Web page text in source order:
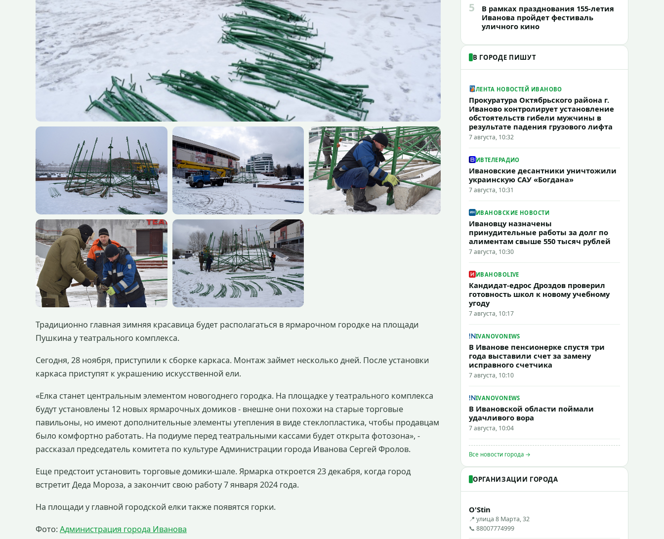
Традиционно главная зимняя красавица будет располагаться в ярмарочном городке на площади
Пушкина у театрального комплекса.
Сегодня, 28 ноября, приступили к сборке каркаса. Монтаж займет несколько дней. После установки
каркаса приступят к украшению искусственной ели.
«Елка станет центральным элементом новогоднего городка. На площадке у театрального комплекса
будут установлены 12 новых ярмарочных домиков - внешне они похожи на старые торговые
павильоны, но имеют дополнительные элементы утепления в виде стеклопластика, чтобы продавцам
было комфортно работать. На подиуме перед театральными кассами будет открыта фотозона», -
рассказал председатель комитета по культуре Администрации города Иванова Сергей Фролов.
Еще предстоит установить торговые домики-шале. Ярмарка откроется 23 декабря, когда город
встретит Деда Мороза, а закончит свою работу 7 января 2024 года.
На площади у главной городской елки также появятся горки.
Фото: Администрация города Иванова
5
В рамках празднования 155-летия
Иванова пройдет фестиваль
уличного кино
В ГОРОДЕ ПИШУТ
ЛЕНТА НОВОСТЕЙ ИВАНОВО
Прокуратура Октябрьского района г.
Иваново контролирует установление
обстоятельств гибели мужчины в
результате падения грузового лифта
7 августа, 10:32
ИВТЕЛЕРАДИО
Ивановские десантники уничтожили
украинскую САУ «Богдана»
7 августа, 10:31
ИВАНОВСКИЕ НОВОСТИ
Ивановцу назначены
принудительные работы за долг по
алиментам свыше 550 тысяч рублей
7 августа, 10:30
ИВАНОВОLIVE
Кандидат-едрос Дроздов проверил
готовность школ к новому учебному
угоду
7 августа, 10:17
IVANOVONEWS
В Иванове пенсионерке спустя три
года выставили счет за замену
исправного счетчика
7 августа, 10:10
IVANOVONEWS
В Ивановской области поймали
удачливого вора
7 августа, 10:04
Все новости города →
ОРГАНИЗАЦИИ ГОРОДА
O'Stin
📍 улица 8 Марта, 32
📞 88007774999